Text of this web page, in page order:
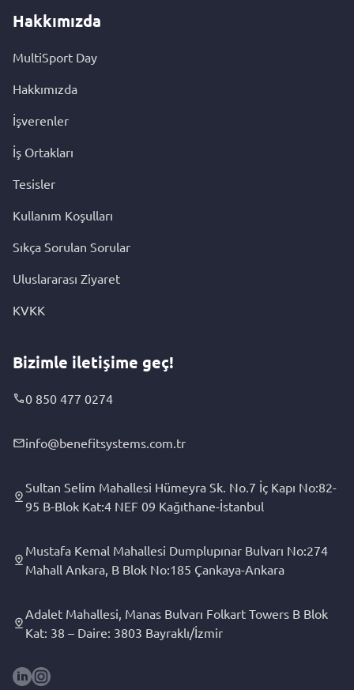
Hakkımızda
MultiSport Day
Hakkımızda
İşverenler
İş Ortakları
Tesisler
Kullanım Koşulları
Sıkça Sorulan Sorular
Uluslararası Ziyaret
KVKK
Bizimle iletişime geç!
0 850 477 0274
info@benefitsystems.com.tr
Sultan Selim Mahallesi Hümeyra Sk. No.7 İç Kapı No:82-
95 B-Blok Kat:4 NEF 09 Kağıthane-İstanbul
Mustafa Kemal Mahallesi Dumplupınar Bulvarı No:274
Mahall Ankara, B Blok No:185 Çankaya-Ankara
Adalet Mahallesi, Manas Bulvarı Folkart Towers B Blok
Kat: 38 – Daire: 3803 Bayraklı/İzmir